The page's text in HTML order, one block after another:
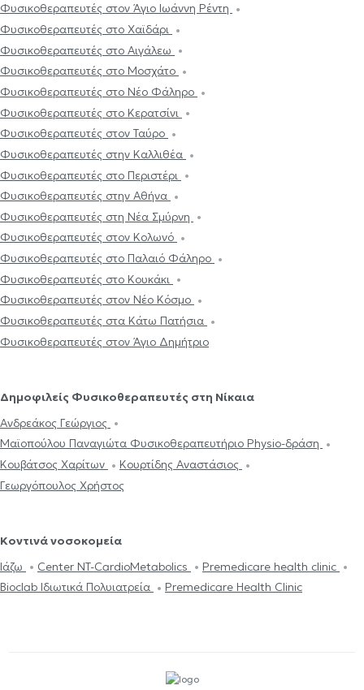
Φυσικοθεραπευτές στον Άγιο Ιωάννη Ρέντη
Φυσικοθεραπευτές στο Χαϊδάρι
Φυσικοθεραπευτές στο Αιγάλεω
Φυσικοθεραπευτές στο Μοσχάτο
Φυσικοθεραπευτές στο Νέο Φάληρο
Φυσικοθεραπευτές στο Κερατσίνι
Φυσικοθεραπευτές στον Ταύρο
Φυσικοθεραπευτές στην Καλλιθέα
Φυσικοθεραπευτές στο Περιστέρι
Φυσικοθεραπευτές στην Αθήνα
Φυσικοθεραπευτές στη Νέα Σμύρνη
Φυσικοθεραπευτές στον Κολωνό
Φυσικοθεραπευτές στο Παλαιό Φάληρο
Φυσικοθεραπευτές στο Κουκάκι
Φυσικοθεραπευτές στον Νέο Κόσμο
Φυσικοθεραπευτές στα Κάτω Πατήσια
Φυσικοθεραπευτές στον Άγιο Δημήτριο
Δημοφιλείς Φυσικοθεραπευτές στη Νίκαια
Ανδρεάκος Γεώργιος
Μαϊοπούλου Παναγιώτα Φυσικοθεραπευτήριο Physio-δράση
Κουβάτσος Χαρίτων
Κουρτίδης Αναστάσιος
Γεωργόπουλος Χρήστος
Κοντινά νοσοκομεία
Ιάζω
Center NT-CardioMetabolics
Premedicare health clinic
Bioclab Ιδιωτικά Πολυιατρεία
Premedicare Health Clinic